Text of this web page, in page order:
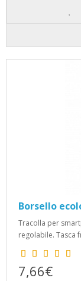
Borsello
Tracolla per
regolabile. Tasca
7,66€